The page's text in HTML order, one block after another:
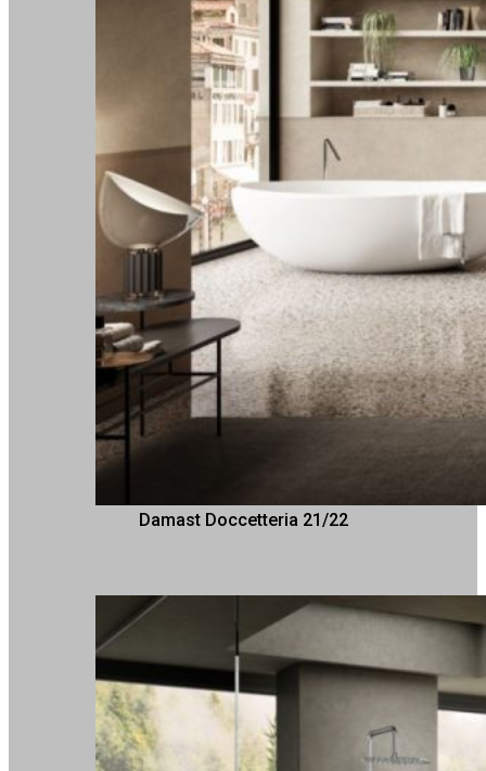
Damast Doccetteria 21/22